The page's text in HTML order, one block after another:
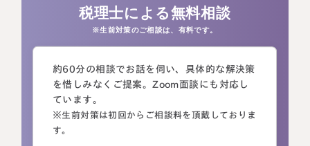
税理士による無料相談
※生前対策のご相談は、有料です。
約60分の相談でお話を伺い、具体的な解決策
を惜しみなくご提案。Zoom面談にも対応し
ています。
※生前対策は初回からご相談料を頂戴しておりま
す。